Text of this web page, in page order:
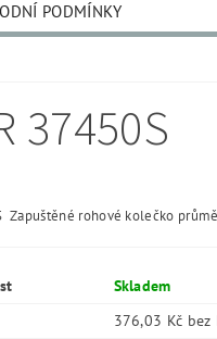
PODMÍNKY
37450S
Zapuštěné rohové kolečko
Skladem
376,03